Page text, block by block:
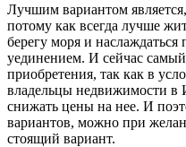
Лучшим вариантом
потому как всегда лучше
берегу моря и
уединением. И сейчас
приобретения, так как в
владельцы недвижимости в
снижать цены на нее. И
вариантов, можно при
стоящий вариант.